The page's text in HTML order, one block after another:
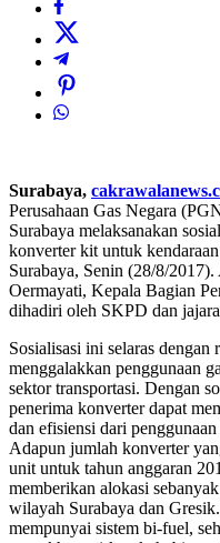
Surabaya,
Perusahaan Gas Negara
Surabaya melaksanakan
konverter kit untuk
Surabaya, Senin (28/8/
Oermayati, Kepala Bagian
dihadiri oleh SKPD dan
Sosialisasi ini selaras dengan
menggalakkan penggunaan
sektor transportasi. Dengan
penerima konverter dapat
dan efisiensi dari
Adapun jumlah konverter
unit untuk tahun anggaran
memberikan alokasi
wilayah Surabaya dan
mempunyai sistem bi-fuel,